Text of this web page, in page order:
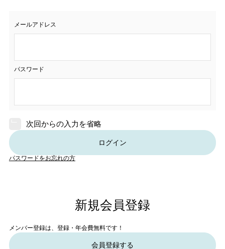
メールアドレス
パスワード
次回からの入力を省略
ログイン
パスワードをお忘れの方
新規会員登録
メンバー登録は、登録・年会費無料です！
会員登録する